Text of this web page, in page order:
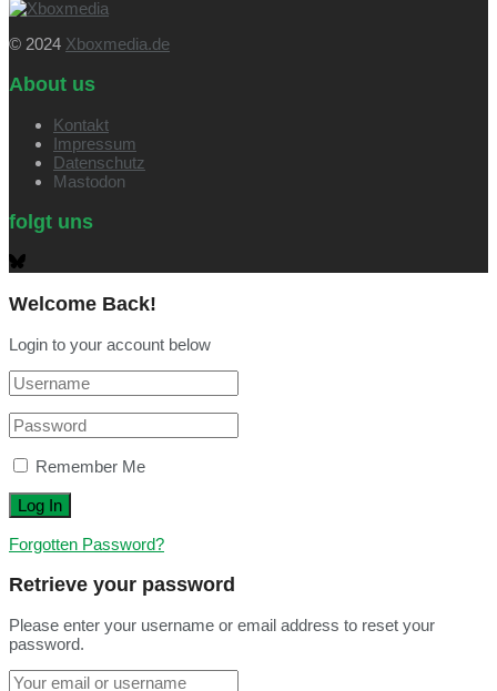
© 2024 Xboxmedia.de
About us
Kontakt
Impressum
Datenschutz
Mastodon
folgt uns
Welcome Back!
Login to your account below
Remember Me
Forgotten Password?
Retrieve your password
Please enter your username or email address to reset your
password.